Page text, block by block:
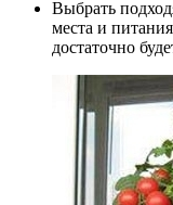
Выбрать
места и
достаточно